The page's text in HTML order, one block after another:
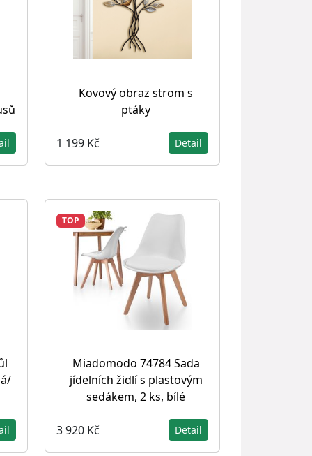
Kovový obraz strom s
ptáky
1 199 Kč Detail
TOP
Miadomodo 74784 Sada
jídelních židlí s plastovým
sedákem, 2 ks, bílé
3 920 Kč Detail